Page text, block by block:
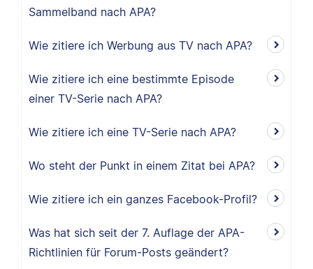
Sammelband nach APA?
Wie zitiere ich Werbung aus TV nach APA?
Wie zitiere ich eine bestimmte Episode
einer TV-Serie nach APA?
Wie zitiere ich eine TV-Serie nach APA?
Wo steht der Punkt in einem Zitat bei APA?
Wie zitiere ich ein ganzes Facebook-Profil?
Was hat sich seit der 7. Auflage der APA-
Richtlinien für Forum-Posts geändert?